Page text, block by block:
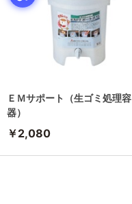
ＥＭサポート（生ゴミ処理容
器）
￥2,080